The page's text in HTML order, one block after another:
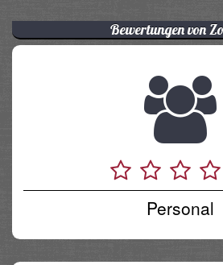
Bewertungen von
Personal